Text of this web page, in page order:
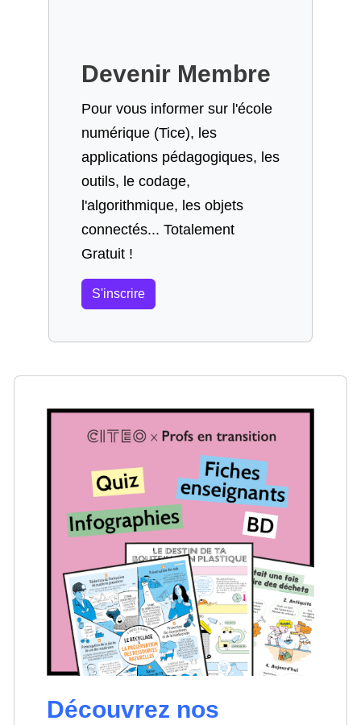
Devenir Membre
Pour vous informer sur l'école
numérique (Tice), les
applications pédagogiques, les
outils, le codage,
l'algorithmique, les objets
connectés... Totalement
Gratuit !
S'inscrire
Découvrez nos